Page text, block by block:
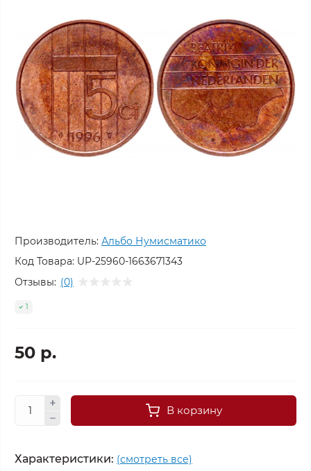
Производитель: Альбо Нумисматико
Код Товара: UP-25960-1663671343
Отзывы: (0)
1
50 р.
В корзину
Характеристики: (смотреть все)